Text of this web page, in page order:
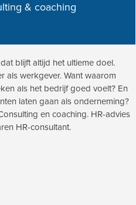
& coaching
blijft altijd het ultieme doel.
als werkgever. Want waarom
als het bedrijf goed voelt? En
laten gaan als onderneming?
en coaching. HR-advies
HR-consultant.